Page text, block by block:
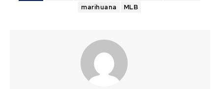
marihuana
MLB